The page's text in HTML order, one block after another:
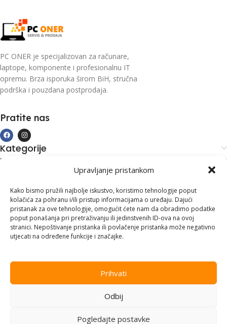
Upravljanje pristankom
Kako bismo pružili najbolje iskustvo, koristimo tehnologije poput
kolačića za pohranu i/ili pristup informacijama o uređaju. Dajući
pristanak za ove tehnologije, omogućit ćete nam da obradimo podatke
poput ponašanja pri pretraživanju ili jedinstvenih ID-ova na ovoj
stranici. Nepoštivanje pristanka ili povlačenje pristanka može negativno
utjecati na određene funkcije i značajke.
Prihvati
Odbij
Pogledajte postavke
PC ONER je specijalizovan za računare,
laptope, komponente i profesionalnu IT
opremu. Brza isporuka širom BiH, stručna
podrška i pouzdana postprodaja.
Pratite nas
Kategorije
Kupovina i podrška
Kontakt informacije
Branilaca Bosne, 75 300 Lukavac
+387 35 555 999
info@pconer.ba
Vision.